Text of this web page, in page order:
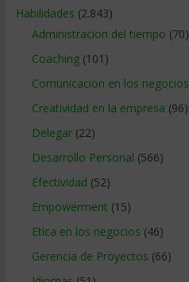
Habilidades (2.843)
Administracion del tiempo (70)
Coaching(101)
Comunicacion en los negocios
Creatividad en la empresa (96)
Delegar(22)
Desarrollo Personal (566)
Efectividad (52)
Empowerment (15)
Etica en los negocios (46)
Gerencia de Proyectos (66)